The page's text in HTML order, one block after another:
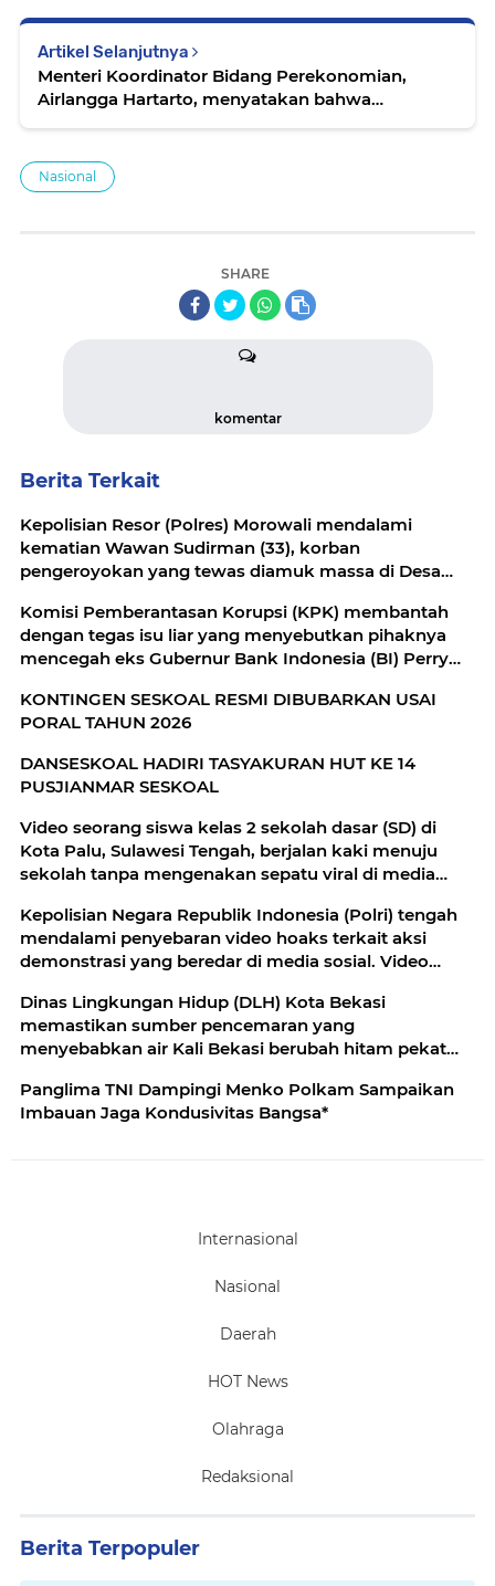
Artikel Selanjutnya
Menteri Koordinator Bidang Perekonomian,
Airlangga Hartarto, menyatakan bahwa
hukum Peraturan Menteri Keuangan (PMK)
Nasional
SHARE
komentar
Berita Terkait
Kepolisian Resor (Polres) Morowali mendalami
kematian Wawan Sudirman (33), korban
pengeroyokan yang tewas diamuk massa di Desa
Komisi Pemberantasan Korupsi (KPK) membantah
dengan tegas isu liar yang menyebutkan pihaknya
mencegah eks Gubernur Bank Indonesia (BI) Perry
dana CSR BI-OJK yang tengah diusut KPK. Perry
Warjiyo
KONTINGEN SESKOAL RESMI DIBUBARKAN USAI
PORAL TAHUN 2026
DANSESKOAL HADIRI TASYAKURAN HUT KE 14
PUSJIANMAR SESKOAL
Video seorang siswa kelas 2 sekolah dasar (SD) di
Kota Palu, Sulawesi Tengah, berjalan kaki menuju
sekolah tanpa mengenakan sepatu viral di media
Kepolisian Negara Republik Indonesia (Polri) tengah
mendalami penyebaran video hoaks terkait aksi
demonstrasi yang beredar di media sosial. Video
lama yang kembali diunggah
Dinas Lingkungan Hidup (DLH) Kota Bekasi
memastikan sumber pencemaran yang
menyebabkan air Kali Bekasi berubah hitam pekat
Panglima TNI Dampingi Menko Polkam Sampaikan
Imbauan Jaga Kondusivitas Bangsa*
Internasional
Nasional
Daerah
HOT News
Olahraga
Redaksional
Berita Terpopuler